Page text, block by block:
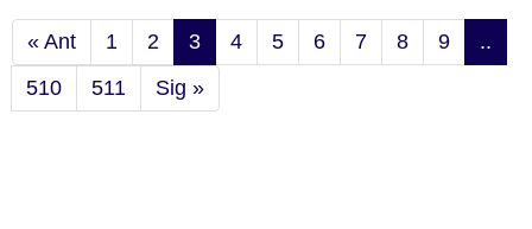
« Ant 1 2 3 4 5 6 7 8 9
..
510
511 Sig »